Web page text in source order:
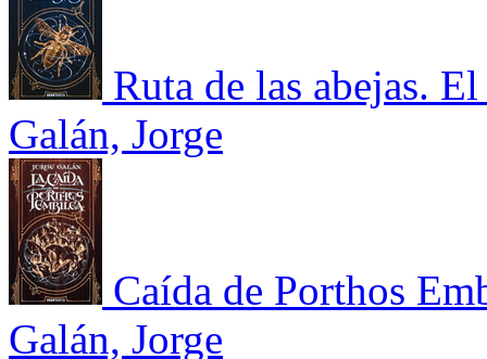
Ruta de las abejas.
Galán, Jorge
Caída de Porthos
Galán, Jorge